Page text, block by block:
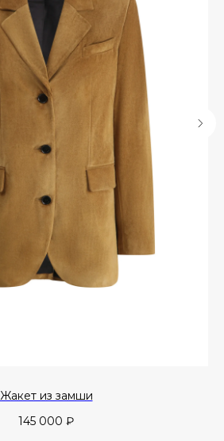
Жакет из замши
145 000 ₽